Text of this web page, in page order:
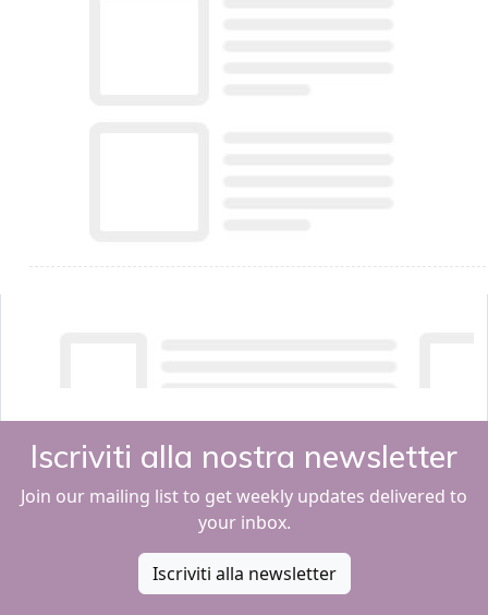
Iscriviti alla nostra newsletter
Join our mailing list to get weekly updates delivered to
your inbox.
Iscriviti alla newsletter